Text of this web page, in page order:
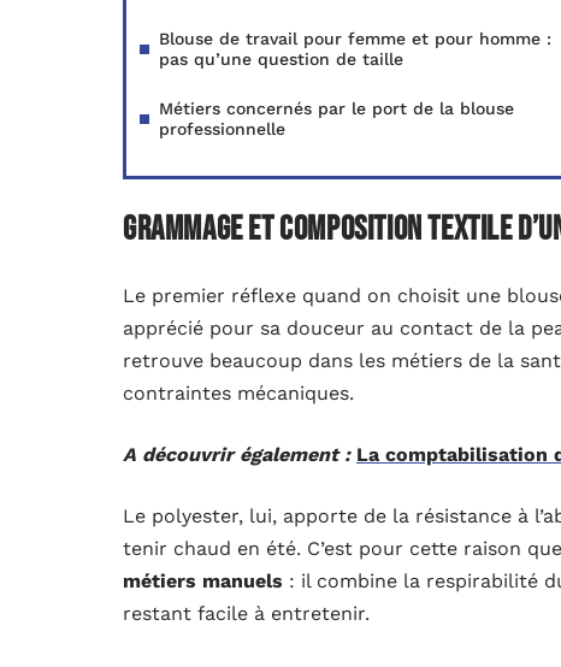
Blouse de travail pour femme et pour homme :
pas qu’une question de taille
Métiers concernés par le port de la blouse
professionnelle
Grammage et composition textile
Le premier réflexe quand on choisit une
apprécié pour sa douceur au contact de la
retrouve beaucoup dans les métiers de la
contraintes mécaniques.
A découvrir également : La comptabilisation
Le polyester, lui, apporte de la résistance à
tenir chaud en été. C’est pour cette raison que
métiers manuels : il combine la respirabilité
restant facile à entretenir.